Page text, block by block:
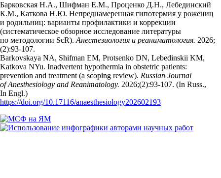
Барковская Н.А., Шифман Е.М., Проценко Д.Н., Лебединский
К.М., Каткова Н.Ю. Непреднамеренная гипотермия у рожениц
и родильниц: варианты профилактики и коррекции
(систематическое обзорное исследование литературы
по методологии ScR). Анестезиология и реаниматология. 2026;
(2):93‑107.
Barkovskaya NA, Shifman EM, Protsenko DN, Lebedinskii KM,
Katkova NYu. Inadvertent hypothermia in obstetric patients:
prevention and treatment (a scoping review). Russian Journal
of Anesthesiology and Reanimatology. 2026;(2):93‑107. (In Russ.,
In Engl.)
https://doi.org/10.17116/anaesthesiology202602193